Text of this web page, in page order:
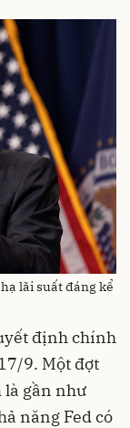
lãi suất đáng kể
định chính
9. Một đợt
là gần như
năng Fed có